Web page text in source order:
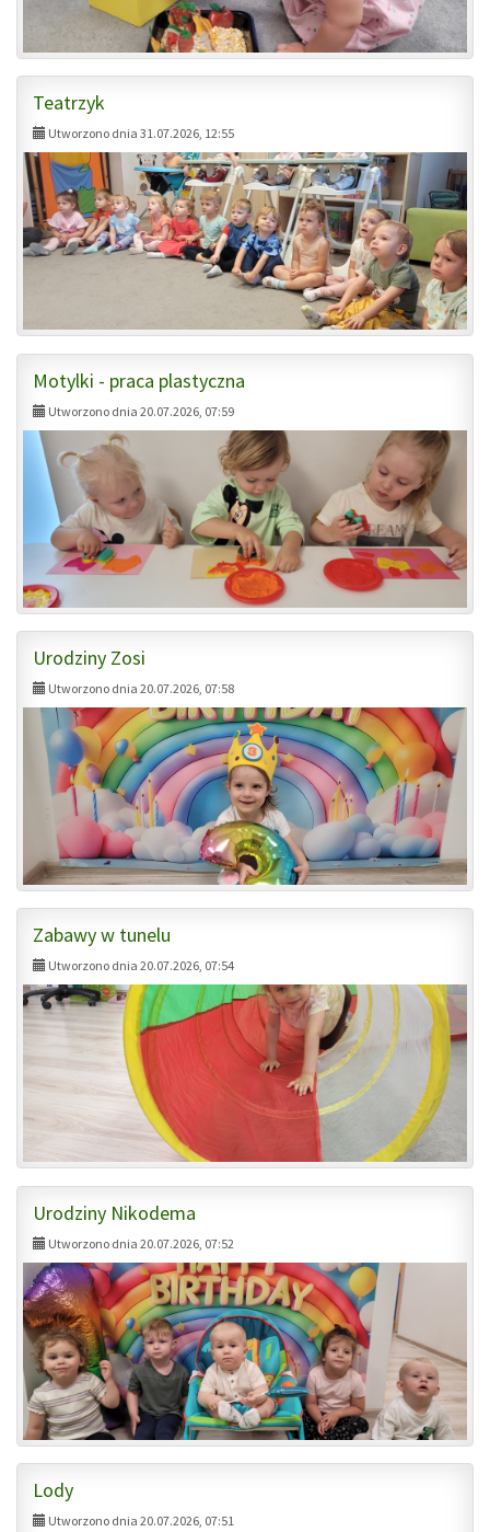
Teatrzyk
Utworzono dnia 31.07.2026, 12:55
Motylki - praca plastyczna
Utworzono dnia 20.07.2026, 07:59
Urodziny Zosi
Utworzono dnia 20.07.2026, 07:58
Zabawy w tunelu
Utworzono dnia 20.07.2026, 07:54
Urodziny Nikodema
Utworzono dnia 20.07.2026, 07:52
Lody
Utworzono dnia 20.07.2026, 07:51